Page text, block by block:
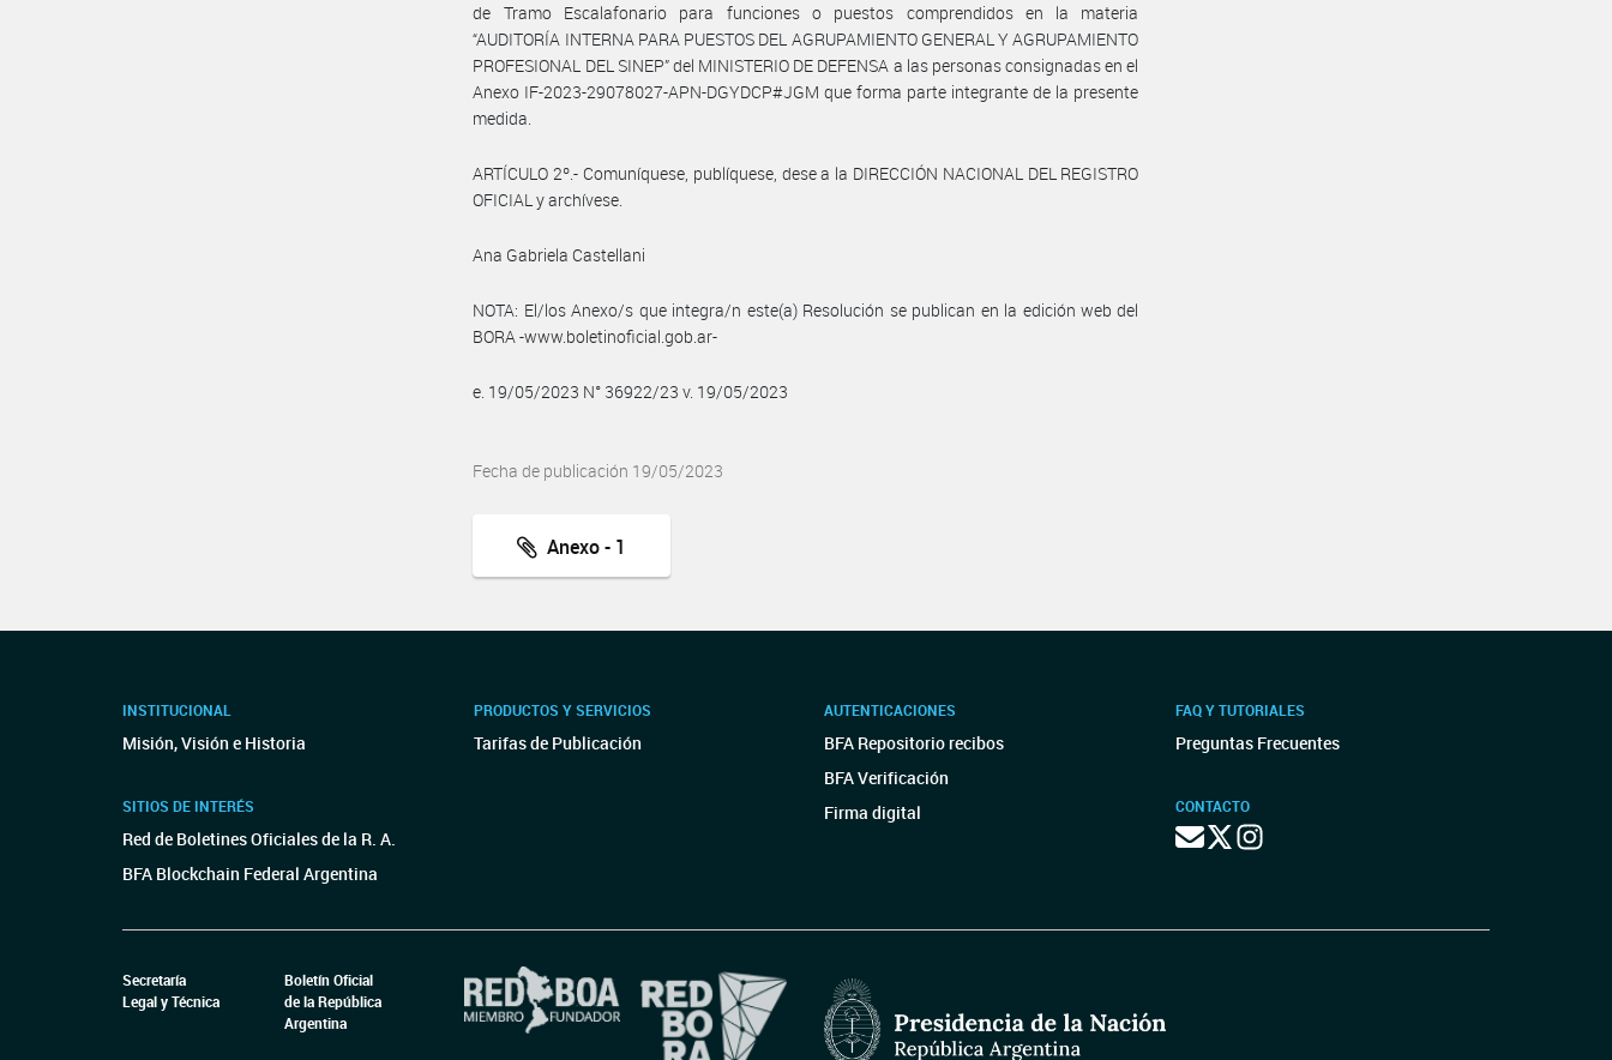
de Tramo Escalafonario para funciones o puestos comprendidos en la materia
“AUDITORÍA INTERNA PARA PUESTOS DEL AGRUPAMIENTO GENERAL Y AGRUPAMIENTO
PROFESIONAL DEL SINEP” del MINISTERIO DE DEFENSA a las personas consignadas en el
Anexo IF-2023-29078027-APN-DGYDCP#JGM que forma parte integrante de la presente
medida.
ARTÍCULO 2º.- Comuníquese, publíquese, dese a la DIRECCIÓN NACIONAL DEL REGISTRO
OFICIAL y archívese.
Ana Gabriela Castellani
NOTA: El/los Anexo/s que integra/n este(a) Resolución se publican en la edición web del
BORA -www.boletinoficial.gob.ar-
e. 19/05/2023 N° 36922/23 v. 19/05/2023
Fecha de publicación 19/05/2023
Anexo - 1
INSTITUCIONAL
Misión, Visión e Historia
SITIOS DE INTERÉS
Red de Boletines Oficiales de la R. A.
BFA Blockchain Federal Argentina
PRODUCTOS Y SERVICIOS
Tarifas de Publicación
AUTENTICACIONES
BFA Repositorio recibos
BFA Verificación
Firma digital
FAQ Y TUTORIALES
Preguntas Frecuentes
CONTACTO
Secretaría
Legal y Técnica
Boletín Oficial
de la República
Argentina